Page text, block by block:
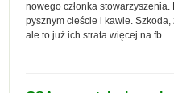
nowego członka
pysznym cieście i kawie. Szkoda,
ale to już ich strata więcej na fb